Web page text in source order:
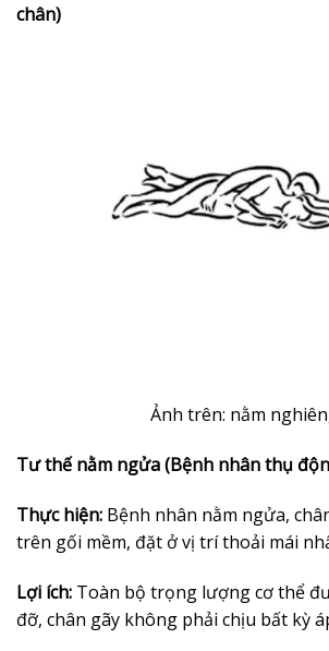
chân)
Ảnh trên: nằm
Tư thế nằm ngửa (Bệnh nhân thụ
Thực hiện: Bệnh nhân nằm ngửa,
trên gối mềm, đặt ở vị trí thoải mái
Lợi ích: Toàn bộ trọng lượng cơ thể
đỡ, chân gãy không phải chịu bất kỳ